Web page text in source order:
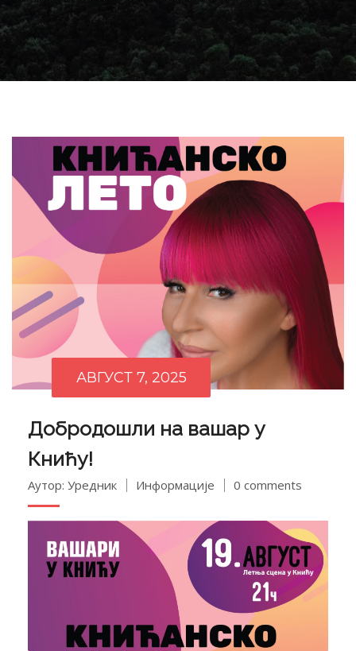
АВГУСТ 7, 2025
Добродошли на вашар у
Книћу!
Аутор: Уредник Информације 0 comments